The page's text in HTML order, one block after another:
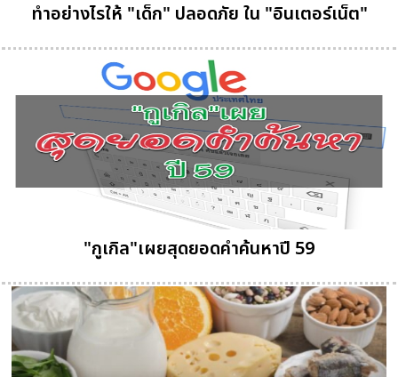
ทำอย่างไรให้ "เด็ก" ปลอดภัย ใน "อินเตอร์เน็ต"
"กูเกิล"เผยสุดยอดคำค้นหาปี 59